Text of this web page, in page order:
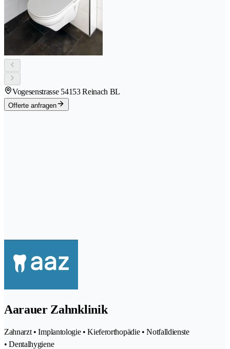
Vogesenstrasse 54153 Reinach BL
Offerte anfragen
Aarauer Zahnklinik
Zahnarzt • Implantologie • Kieferorthopädie • Notfalldienste
• Dentalhygiene